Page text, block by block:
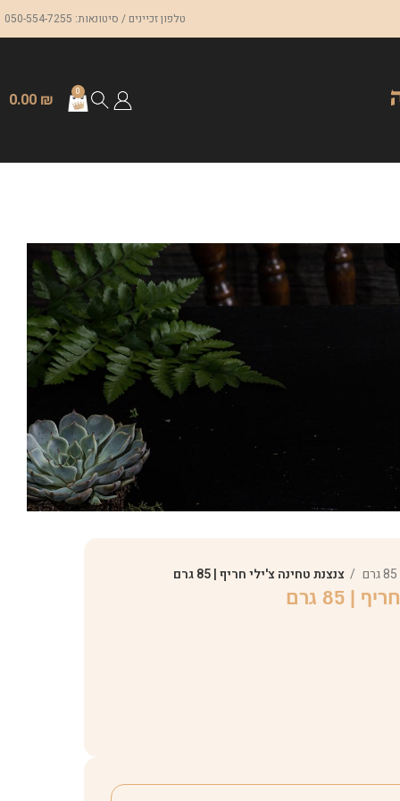
טלפון זכיינים / סיטונאות: 050-554-7255
0
0.00 ₪
צנצנת טחינה צ'ילי חריף | 85 גרם
85 גרם